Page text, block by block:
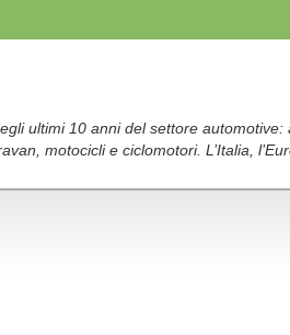
ultimi 10 anni del settore
motocicli e ciclomotori. L’Italia,